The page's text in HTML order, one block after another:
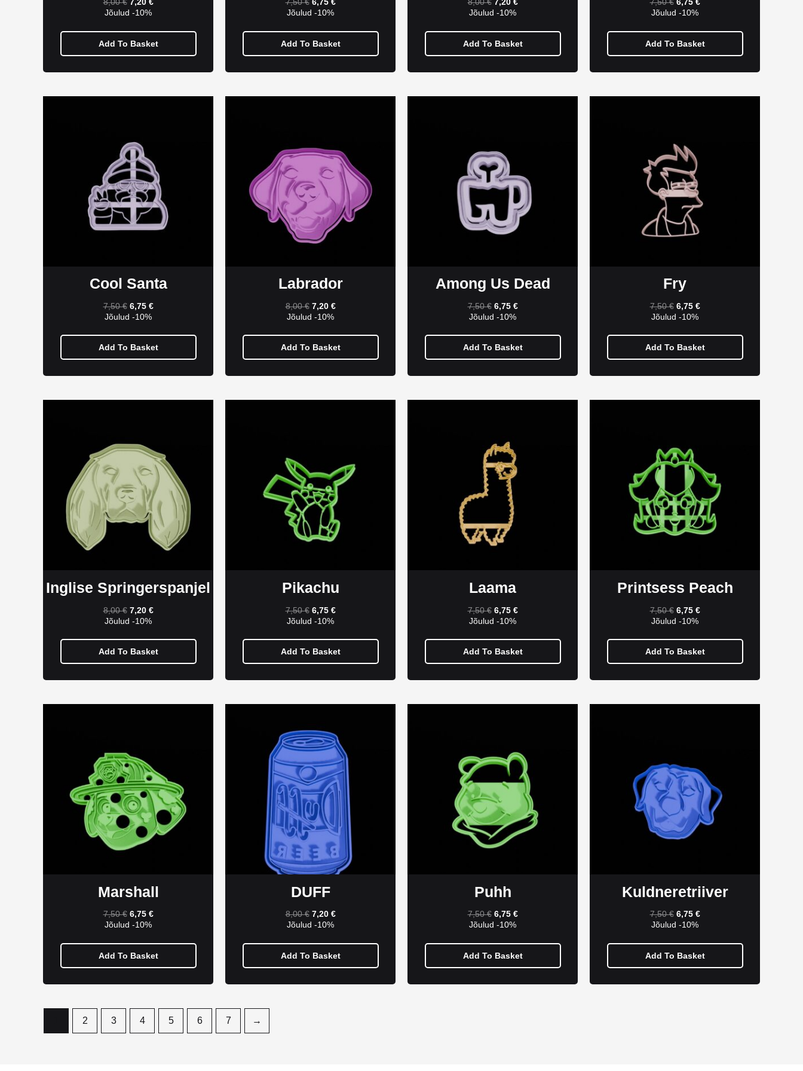
8,00€ 7,20 €
Jõulud -10%
Add To Basket
7,50€ 6,75 €
Jõulud -10%
Add To Basket
8,00€ 7,20 €
Jõulud -10%
Add To Basket
7,50€ 6,75 €
Jõulud -10%
Add To Basket
Cool Santa
7,50€ 6,75 €
Jõulud -10%
Add To Basket
Labrador
8,00€ 7,20 €
Jõulud -10%
Add To Basket
Among Us Dead
7,50€ 6,75 €
Jõulud -10%
Add To Basket
Fry
7,50€ 6,75 €
Jõulud -10%
Add To Basket
Inglise Springerspanjel
8,00€ 7,20 €
Jõulud -10%
Add To Basket
Pikachu
7,50€ 6,75 €
Jõulud -10%
Add To Basket
Laama
7,50€ 6,75 €
Jõulud -10%
Add To Basket
Printsess Peach
7,50€ 6,75 €
Jõulud -10%
Add To Basket
Marshall
7,50€ 6,75 €
Jõulud -10%
Add To Basket
DUFF
8,00€ 7,20 €
Jõulud -10%
Add To Basket
Puhh
7,50€ 6,75 €
Jõulud -10%
Add To Basket
Kuldneretriiver
7,50€ 6,75 €
Jõulud -10%
Add To Basket
2 3 4 5 6 7 →